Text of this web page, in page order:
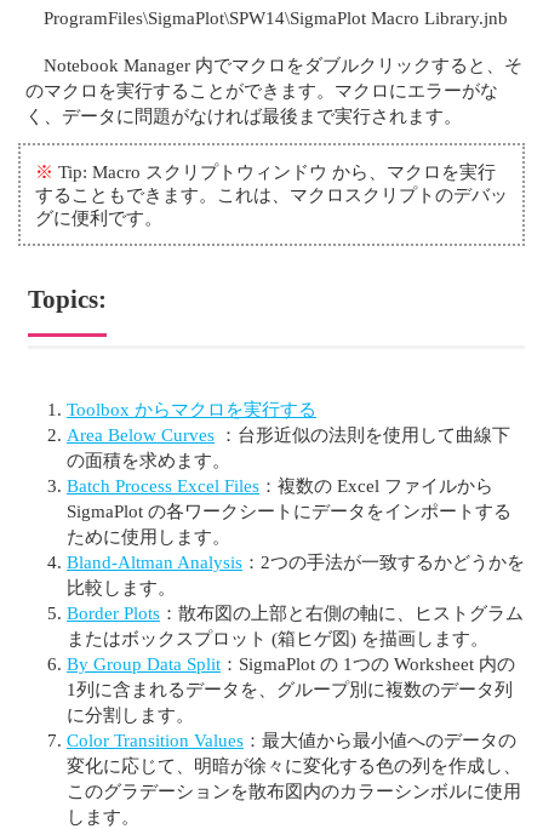
ProgramFiles\SigmaPlot\SPW14\SigmaPlot Macro Library.jnb
Notebook Manager 内でマクロをダブルクリックすると、そ
のマクロを実行することができます。マクロにエラーがな
く、データに問題がなければ最後まで実行されます。
※ Tip: Macro スクリプトウィンドウ から、マクロを実行
することもできます。これは、マクロスクリプトのデバッ
グに便利です。
Topics:
Toolbox からマクロを実行する
Area Below Curves ：台形近似の法則を使用して曲線下
の面積を求めます。
Batch Process Excel Files ：複数の Excel ファイルから
SigmaPlot の各ワークシートにデータをインポートする
ために使用します。
Bland-Altman Analysis ：2つの手法が一致するかどうかを
比較します。
Border Plots ：散布図の上部と右側の軸に、ヒストグラム
またはボックスプロット (箱ヒゲ図) を描画します。
By Group Data Split ：SigmaPlot の 1つの Worksheet 内の
1列に含まれるデータを、グループ別に複数のデータ列
に分割します。
Color Transition Values ：最大値から最小値へのデータの
変化に応じて、明暗が徐々に変化する色の列を作成し、
このグラデーションを散布図内のカラーシンボルに使用
します。